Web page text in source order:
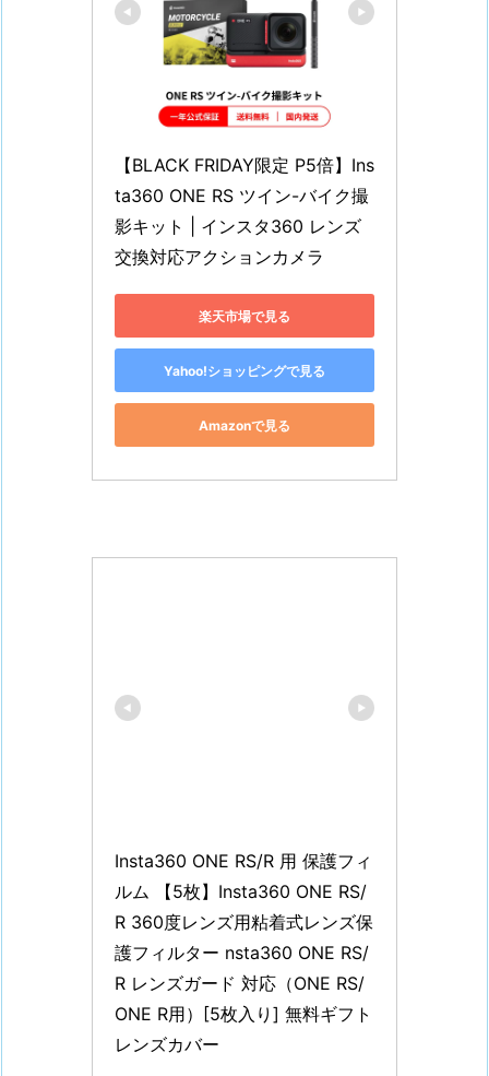
【BLACK FRIDAY限定 P5倍】Ins
ta360 ONE RS ツイン-バイク撮
影キット | インスタ360 レンズ
交換対応アクションカメラ
楽天市場で見る
Yahoo!ショッピングで見る
Amazonで見る
Insta360 ONE RS/R 用 保護フィ
ルム 【5枚】Insta360 ONE RS/
R 360度レンズ用粘着式レンズ保
護フィルター nsta360 ONE RS/
R レンズガード 対応（ONE RS/
ONE R用）[5枚入り] 無料ギフト
レンズカバー